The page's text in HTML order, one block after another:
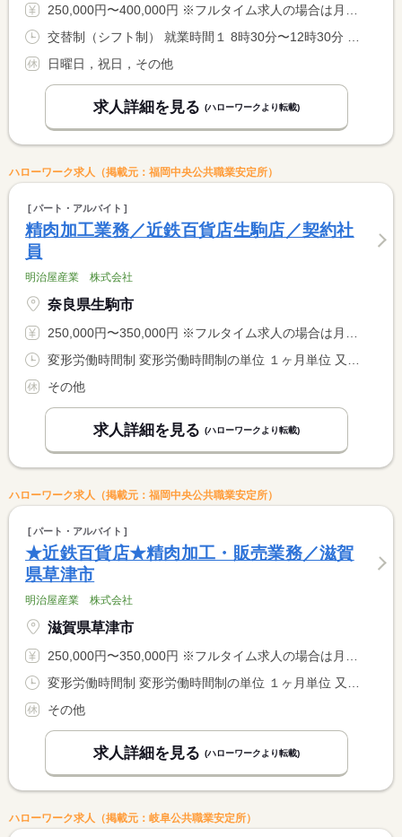
250,000円〜400,000円 ※フルタイム求人の場合は月額（換算額）、パート求人の場合は時間額を表示しています。
日曜日，祝日，その他
求人詳細を見る (ハローワークより転載)
ハローワーク求人（掲載元：福岡中央公共職業安定所）
パート・アルバイト
精肉加工業務／近鉄百貨店生駒店／契約社
員
明治屋産業 株式会社
奈良県生駒市
250,000円〜350,000円 ※フルタイム求人の場合は月額（換算額）、パート求人の場合は時間額を表示しています。
その他
求人詳細を見る (ハローワークより転載)
ハローワーク求人（掲載元：福岡中央公共職業安定所）
パート・アルバイト
★近鉄百貨店★精肉加工・販売業務／滋賀
県草津市
明治屋産業 株式会社
滋賀県草津市
250,000円〜350,000円 ※フルタイム求人の場合は月額（換算額）、パート求人の場合は時間額を表示しています。
その他
求人詳細を見る (ハローワークより転載)
ハローワーク求人（掲載元：岐阜公共職業安定所）